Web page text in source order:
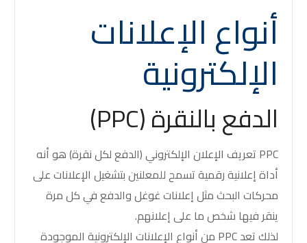
أنواع الإعلانات
الإلكترونية
الدفع بالنقرة (PPC)
PPC تعريف الإعلان الإلكتروني (الدفع لكل نقرة) هو أنه
أداة إعلانية رقمية تسمح للمعلنين بتشغيل الإعلانات على
محركات البحث مثل إعلانات غوغل والدفع في كل مرة
ينقر فيها شخص ما على إعلانهم.
لذلك تعد PPC من أنواع الإعلانات الإلكترونية الموجودة